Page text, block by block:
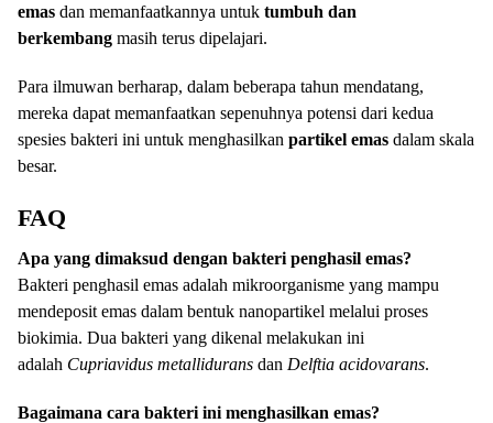
emas dan memanfaatkannya untuk tumbuh dan
berkembang masih terus dipelajari.
Para ilmuwan berharap, dalam beberapa tahun mendatang,
mereka dapat memanfaatkan sepenuhnya potensi dari kedua
spesies bakteri ini untuk menghasilkan partikel emas dalam skala
besar.
FAQ
Apa yang dimaksud dengan bakteri penghasil emas?
Bakteri penghasil emas adalah mikroorganisme yang mampu
mendeposit emas dalam bentuk nanopartikel melalui proses
biokimia. Dua bakteri yang dikenal melakukan ini
adalah Cupriavidus metallidurans dan Delftia acidovarans.
Bagaimana cara bakteri ini menghasilkan emas?